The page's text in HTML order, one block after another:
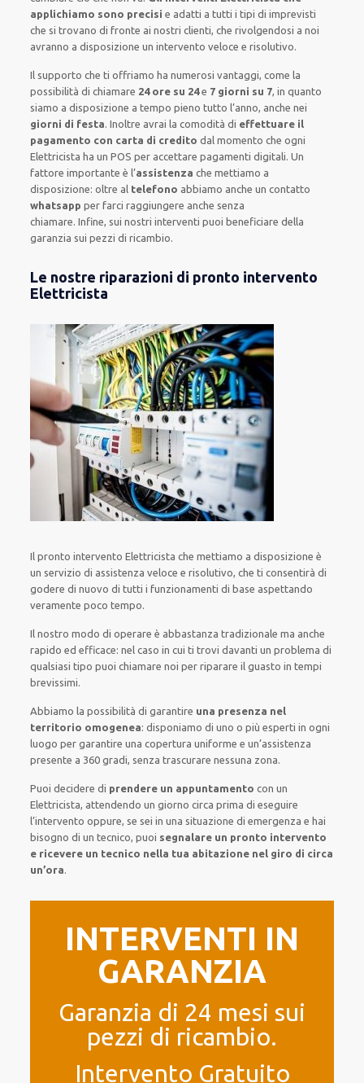
applichiamo sono precisi e adatti a tutti i tipi di imprevisti
che si trovano di fronte ai nostri clienti, che rivolgendosi a noi
avranno a disposizione un interventoveloce e risolutivo.
Il supporto che tioffriamo ha numerosi vantaggi, come la
possibilità di chiamare 24 ore su 24e 7 giorni su 7, in quanto
siamo a disposizione a tempo pieno tutto l’anno, anche nei
giorni di festa.Inoltre avrai la comodità di effettuare il
pagamento con carta di credito dal momento che ogni
Elettricista haun POSper accettare pagamentidigitali.Un
fattore importante è l’assistenza che mettiamo a
disposizione: oltre al telefono abbiamo anche uncontatto
whatsappper farci raggiungere anche senza
chiamare.Infine, sui nostri interventi puoi beneficiare della
garanzia sui pezzi di ricambio.
Le nostre riparazioni di pronto intervento
Elettricista
Il pronto intervento Elettricistache mettiamo a disposizione è
un servizio di assistenza veloce e risolutivo, che ticonsentirà di
godere di nuovodi tutti i funzionamenti di base aspettando
veramente poco tempo.
Il nostro modo di operare è abbastanza tradizionale ma anche
rapido ed efficace: nel caso in cuiti trovi davantiun problema di
qualsiasi tipo puoi chiamare noi perriparare ilguasto in tempi
brevissimi.
Abbiamo la possibilità di garantire una presenza nel
territorio omogenea:disponiamo di uno o piùesperti in ogni
luogo pergarantire una coperturauniforme e un’assistenza
presente a 360 gradi, senzatrascurarenessuna zona.
Puoi decidere di prendere un appuntamento con un
Elettricista, attendendoun giorno circa prima dieseguire
l’intervento oppure, se sei in una situazione di emergenza e hai
bisogno diun tecnico, puoi segnalare un pronto intervento
e ricevere un tecnico nella tua abitazione nel giro di circa
un’ora.
INTERVENTI IN
GARANZIA
Garanzia di 24 mesi sui
pezzi di ricambio.
Intervento Gratuito